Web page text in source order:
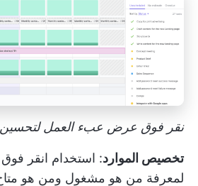
نقر فوق عرض عبء العمل لتحسين
تخصيص الموارد: استخدام انقر
لمعرفة من هو مشغول ومن هو